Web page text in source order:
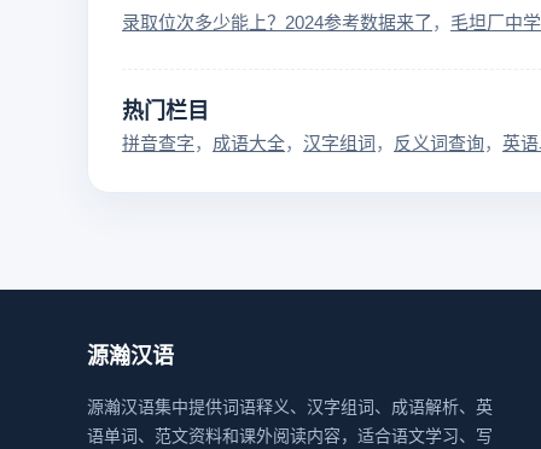
录取位次多少能上？2024参考数据来了
毛坦厂中
热门栏目
拼音查字 成语大全 汉字组词 反义词查询 英
源瀚汉语
源瀚汉语集中提供词语释义、汉字组词、成语解析、英
语单词、范文资料和课外阅读内容，适合语文学习、写